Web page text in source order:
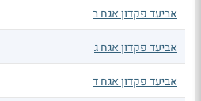
אביעד פקדון אגח ב
אביעד פקדון אגח ג
אביעד פקדון אגח ד